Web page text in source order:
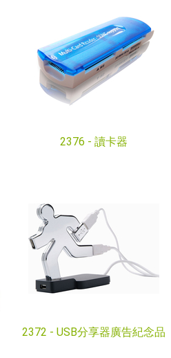
2376 - 讀卡器
2372 - USB分享器廣告紀念品